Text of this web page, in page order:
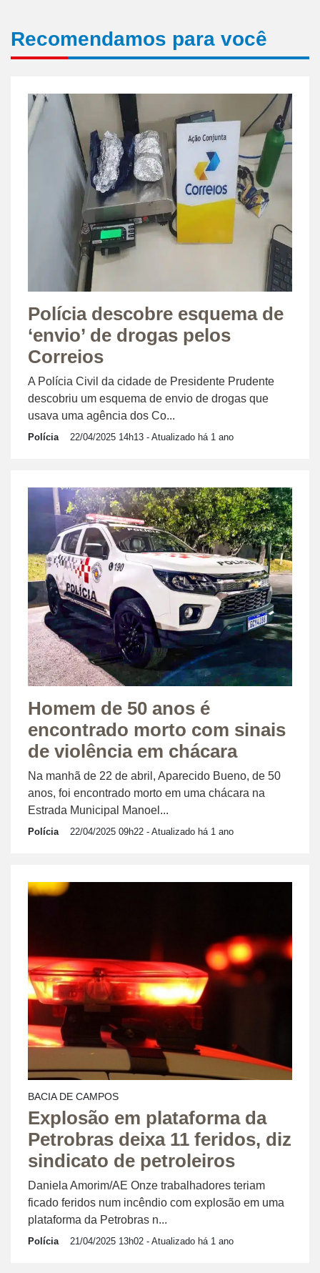
Recomendamos para você
Polícia descobre esquema de
‘envio’ de drogas pelos
Correios
A Polícia Civil da cidade de Presidente Prudente
descobriu um esquema de envio de drogas que
usava uma agência dos Co...
Polícia 22/04/2025 14h13 - Atualizado há 1 ano
Homem de 50 anos é
encontrado morto com sinais
de violência em chácara
Na manhã de 22 de abril, Aparecido Bueno, de 50
anos, foi encontrado morto em uma chácara na
Estrada Municipal Manoel...
Polícia 22/04/2025 09h22 - Atualizado há 1 ano
BACIA DE CAMPOS
Explosão em plataforma da
Petrobras deixa 11 feridos, diz
sindicato de petroleiros
Daniela Amorim/AE Onze trabalhadores teriam
ficado feridos num incêndio com explosão em uma
plataforma da Petrobras n...
Polícia 21/04/2025 13h02 - Atualizado há 1 ano